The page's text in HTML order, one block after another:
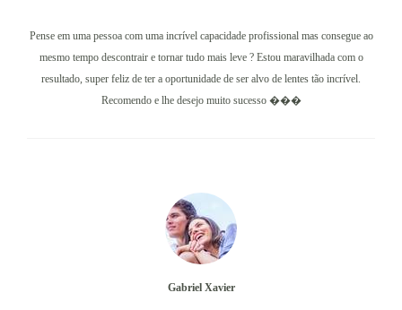
Pense em uma pessoa com uma incrível capacidade profissional mas consegue ao
mesmo tempo descontrair e tornar tudo mais leve ? Estou maravilhada com o
resultado, super feliz de ter a oportunidade de ser alvo de lentes tão incrível.
Recomendo e lhe desejo muito sucesso ���
Gabriel Xavier